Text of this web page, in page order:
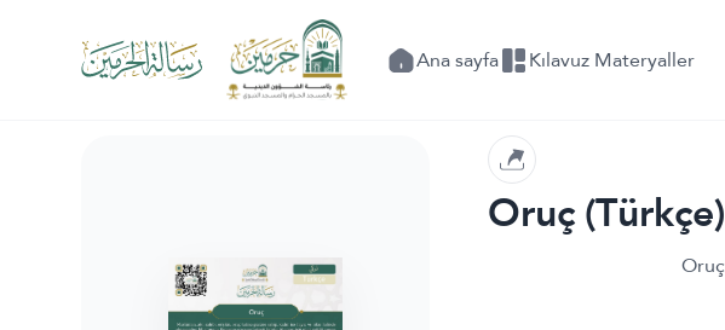
Ana sayfa Kılavuz Materyaller
Oruç (Türkçe)
Oruç